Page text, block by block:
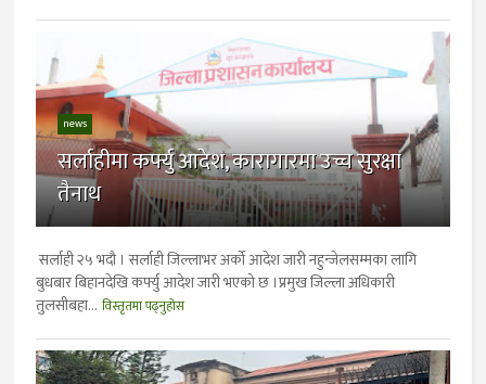
news
सर्लाहीमा कर्फ्यु आदेश, कारागारमा उच्च सुरक्षा
तैनाथ
सर्लाही २५ भदाै । सर्लाही जिल्लाभर अर्को आदेश जारी नहुन्जेलसम्मका लागि
बुधबार बिहानदेखि कर्फ्यु आदेश जारी भएको छ ।प्रमुख जिल्ला अधिकारी
तुलसीबहा... विस्तृतमा पढ्नुहोस